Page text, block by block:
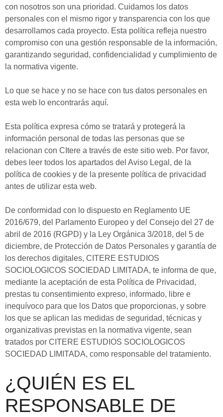
con nosotros son una prioridad. Cuidamos los datos
personales con el mismo rigor y transparencia con los que
desarrollamos cada proyecto. Esta política refleja nuestro
compromiso con una gestión responsable de la información,
garantizando seguridad, confidencialidad y cumplimiento de
la normativa vigente.
Lo que se hace y no se hace con tus datos personales en
esta web lo encontrarás aquí.
Esta política expresa cómo se tratará y protegerá la
información personal de todas las personas que se
relacionan con CItere a través de este sitio web. Por favor,
debes leer todos los apartados del Aviso Legal, de la
política de cookies y de la presente política de privacidad
antes de utilizar esta web.
De conformidad con lo dispuesto en Reglamento UE
2016/679, del Parlamento Europeo y del Consejo del 27 de
abril de 2016 (RGPD) y la Ley Orgánica 3/2018, del 5 de
diciembre, de Protección de Datos Personales y garantía de
los derechos digitales, CITERE ESTUDIOS
SOCIOLOGICOS SOCIEDAD LIMITADA, te informa de que,
mediante la aceptación de esta Política de Privacidad,
prestas tu consentimiento expreso, informado, libre e
inequívoco para que los Datos que proporcionas, y sobre
los que se aplican las medidas de seguridad, técnicas y
organizativas previstas en la normativa vigente, sean
tratados por CITERE ESTUDIOS SOCIOLOGICOS
SOCIEDAD LIMITADA, como responsable del tratamiento.
¿QUIÉN ES EL
RESPONSABLE DE